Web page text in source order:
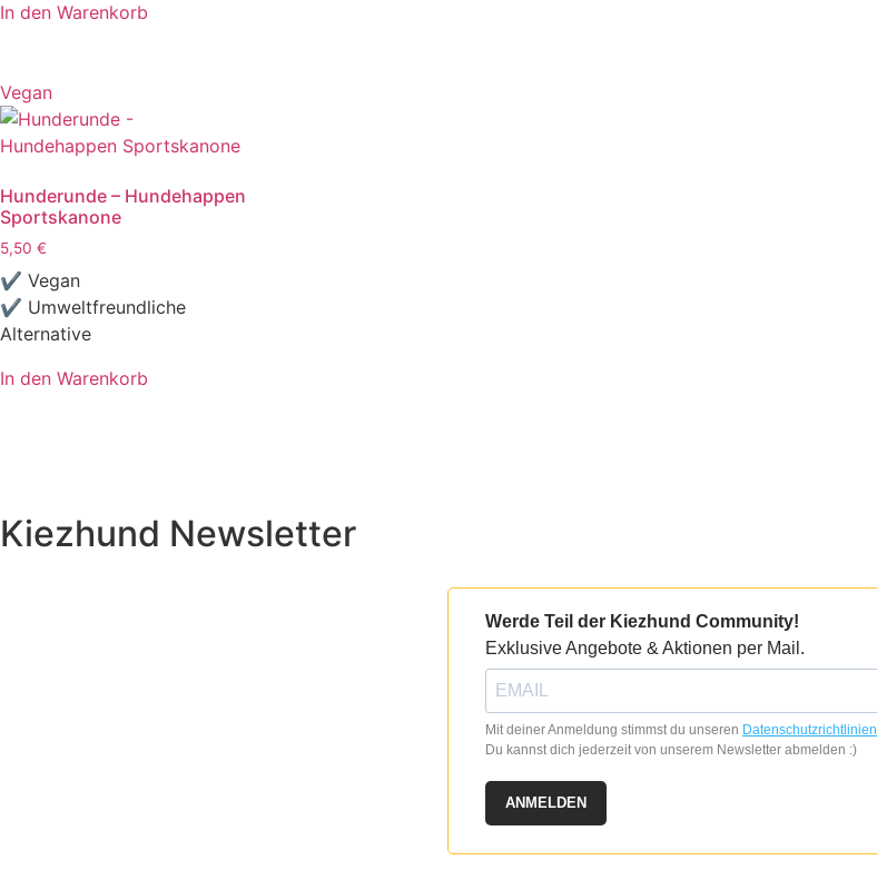
In den Warenkorb
Vegan
Hunderunde – Hundehappen
Sportskanone
5,50 €
✔ Vegan
✔ Umweltfreundliche
Alternative
In den Warenkorb
Kiezhund Newsletter
Werde Teil der Kiezhund Community!
Exklusive Angebote & Aktionen per Mail.
Mit deiner Anmeldung stimmst du unseren Datenschutzrichtlinien
Du kannst dich jederzeit von unserem Newsletter abmelden :)
ANMELDEN